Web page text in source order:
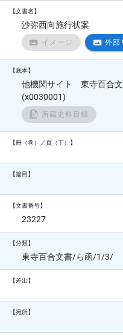
【文書名】
沙弥西向施行状案
イメージ 外部
【底本】
他機関サイト 東寺百合文
(x0030001)
所蔵史料目録
【冊（巻）／頁（丁）】
【篇目】
【文書番号】
23227
【分類】
東寺百合文書/ら函/1/3/
【差出】
【宛所】